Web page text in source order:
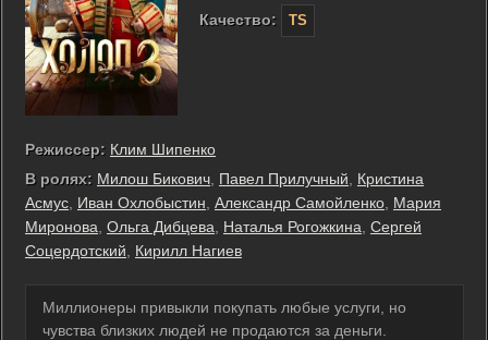
Качество:
TS
Режиссер: Клим Шипенко
В ролях: Милош Бикович Павел Прилучный
Кристина
Асмус Иван Охлобыстин Александр Самойленко Мария
Миронова Ольга Дибцева Наталья Рогожкина Сергей
Соцердотский
Кирилл Нагиев
Миллионеры привыкли покупать любые услуги, но
чувства близких людей не продаются за деньги.